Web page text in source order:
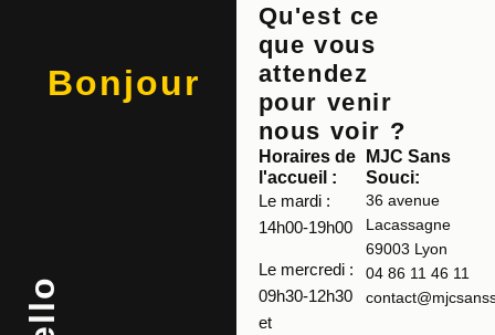
Qu'est ce
que vous
attendez
pour venir
nous voir ?
Horaires de
l'accueil :
Le mardi :
14h00-19h00
Le mercredi :
09h30-12h30
et
MJC Sans
Souci:
36 avenue
Lacassagne
69003 Lyon
04 86 11 46 11
Bonjour